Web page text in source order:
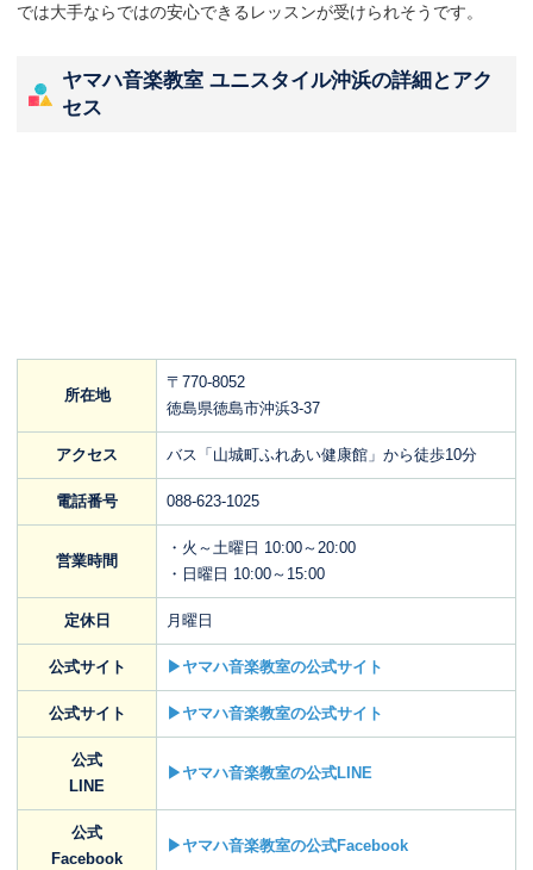
では大手ならではの安心できるレッスンが受けられそうです。
ヤマハ音楽教室 ユニスタイル沖浜の詳細とアク
セス
所在地
〒770-8052
徳島県徳島市沖浜3-37
アクセス バス「山城町ふれあい健康館」から徒歩10分
電話番号 088-623-1025
営業時間
・火～土曜日 10:00～20:00
・日曜日 10:00～15:00
定休日 月曜日
公式サイト ▶ヤマハ音楽教室の公式サイト
公式サイト ▶ヤマハ音楽教室の公式サイト
公式
LINE
▶ヤマハ音楽教室の公式LINE
公式
Facebook
▶ヤマハ音楽教室の公式Facebook